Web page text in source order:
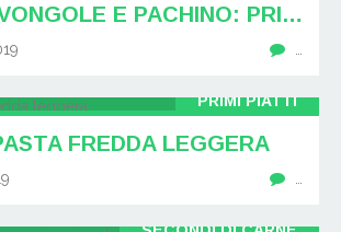
LINGUINE VONGOLE E PACHINO: PRIMO DI PESCE
PRIMI PIATTI
FREDDA LEGGERA